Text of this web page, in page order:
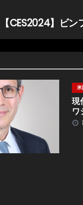
【CES2024】ビ
現
ワ